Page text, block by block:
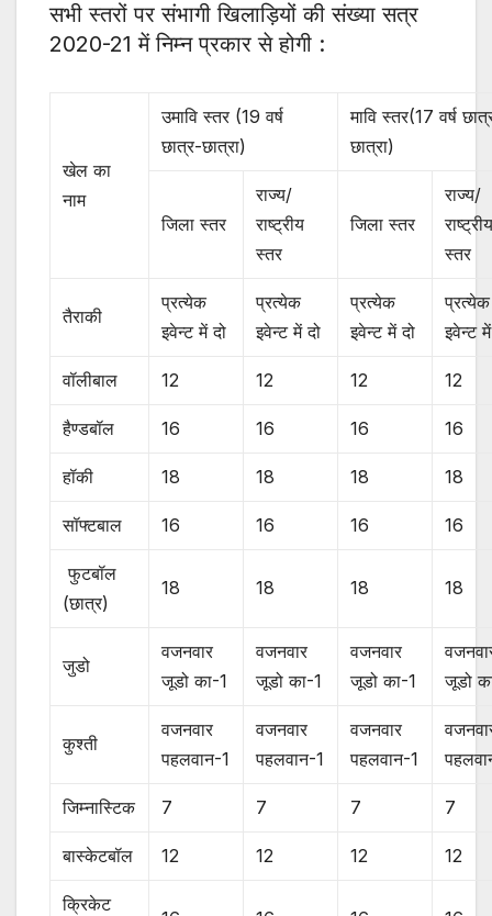
सभी स्तरों पर संभागी खिलाड़ियों की संख्या सत्र
2020-21 में निम्न प्रकार से होगी :
खेल का
नाम
उमावि स्तर (19 वर्ष
छात्र-छात्रा)
मावि स्तर(17 वर्ष
छात्रा)
जिला स्तर
राज्य/
राष्ट्रीय
स्तर
जिला स्तर
राज्य/
स्तर
तैराकी
प्रत्येक
इवेन्ट में दो
प्रत्येक
इवेन्ट में दो
प्रत्येक
इवेन्ट में दो
प्रत्येक
इवेन्ट
वॉलीबाल 12 12 12 12
हैण्डबॉल 16 16 16 16
हॉकी 18 18 18 18
सॉफ्टबाल 16 16 16 16
फुटबॉल
(छात्र)
18 18 18 18
जुडो
वजनवार
जूडो का-1
वजनवार
जूडो का-1
वजनवार
जूडो का-1
जूडो
कुश्ती
वजनवार
पहलवान-1
वजनवार
पहलवान-1
वजनवार
पहलवान-1
जिम्नास्टिक 7 7 7 7
बास्केटबॉल 12 12 12 12
क्रिकेट